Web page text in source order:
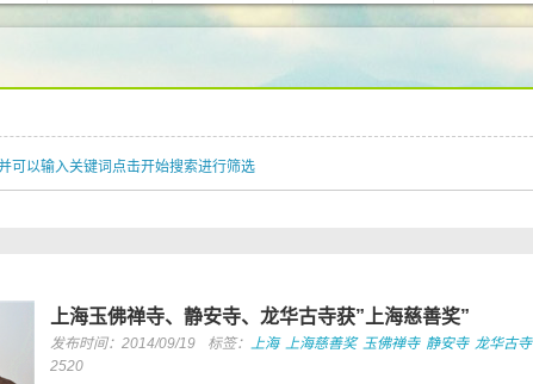
可以输入关键词点击开始搜索进行筛选
上海玉佛禅寺、静安寺、龙华古寺获”上海慈善奖”
发布时间：2014/09/19 标签： 上海 上海慈善奖 玉佛禅寺 静安寺 龙华古寺
2520